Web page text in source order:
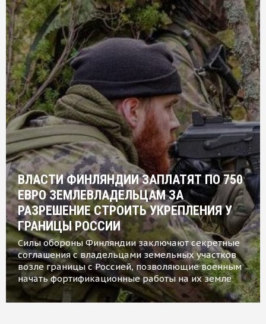
ВЛАСТИ ФИНЛЯНДИИ ЗАПЛАТЯТ ПО 750
ЕВРО ЗЕМЛЕВЛАДЕЛЬЦАМ ЗА
РАЗРЕШЕНИЕ СТРОИТЬ УКРЕПЛЕНИЯ У
ГРАНИЦЫ РОССИИ
Силы обороны Финляндии заключают секретные
соглашения с владельцами земельных участков
возле границы с Россией, позволяющие военным
начать фортификационные работы на их земле